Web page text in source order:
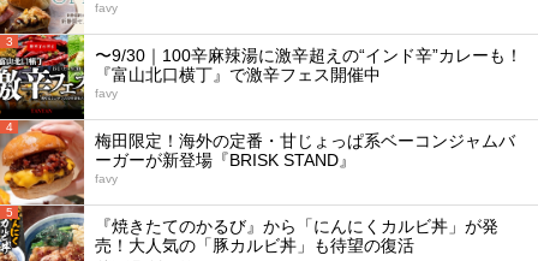
favy
3
〜9/30｜100辛麻辣湯に激辛超えの“インド辛”カレーも！
『富山北口横丁』で激辛フェス開催中
favy
4
梅田限定！海外の定番・甘じょっぱ系ベーコンジャムバ
ーガーが新登場『BRISK STAND』
favy
5
『焼きたてのかるび』から「にんにくカルビ丼」が発
売！大人気の「豚カルビ丼」も待望の復活